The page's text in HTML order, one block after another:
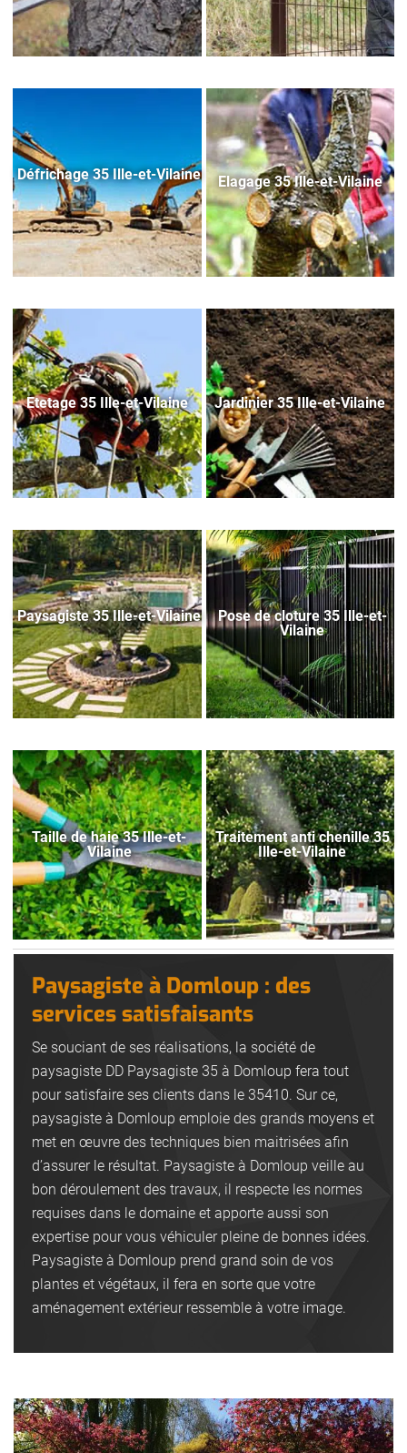
Défrichage 35 Ille-et-Vilaine Elagage 35 Ille-et-Vilaine
Etetage 35 Ille-et-Vilaine Jardinier 35 Ille-et-Vilaine
Paysagiste 35 Ille-et-Vilaine
Pose de cloture 35 Ille-et-
Vilaine
Taille de haie 35 Ille-et-
Vilaine
Traitement anti chenille 35
Ille-et-Vilaine
Paysagiste à Domloup : des
services satisfaisants
Se souciant de ses réalisations, la société de
paysagiste DD Paysagiste 35 à Domloup fera tout
pour satisfaire ses clients dans le 35410. Sur ce,
paysagiste à Domloup emploie des grands moyens et
met en œuvre des techniques bien maitrisées afin
d’assurer le résultat. Paysagiste à Domloup veille au
bon déroulement des travaux, il respecte les normes
requises dans le domaine et apporte aussi son
expertise pour vous véhiculer pleine de bonnes idées.
Paysagiste à Domloup prend grand soin de vos
plantes et végétaux, il fera en sorte que votre
aménagement extérieur ressemble à votre image.